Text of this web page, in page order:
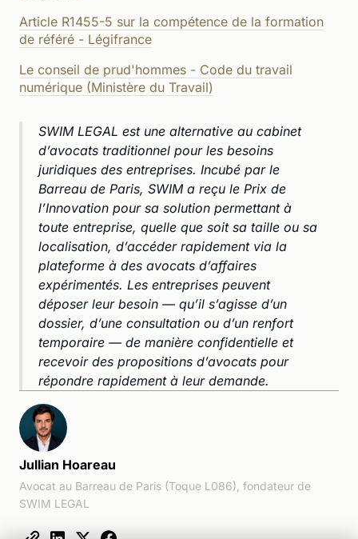
Article R1455-5 sur la compétence de la formation
de référé - Légifrance
Le conseil de prud'hommes - Code du travail
numérique (Ministère du Travail)
SWIM LEGAL est une alternative au cabinet
d’avocats traditionnel pour les besoins
juridiques des entreprises. Incubé par le
Barreau de Paris, SWIM a reçu le Prix de
l’Innovation pour sa solution permettant à
toute entreprise, quelle que soit sa taille ou sa
localisation, d’accéder rapidement via la
plateforme à des avocats d’affaires
expérimentés. Les entreprises peuvent
déposer leur besoin — qu’il s’agisse d’un
dossier, d’une consultation ou d’un renfort
temporaire — de manière confidentielle et
recevoir des propositions d’avocats pour
répondre rapidement à leur demande.
Jullian Hoareau
Avocat au Barreau de Paris (Toque L086), fondateur de
SWIM LEGAL